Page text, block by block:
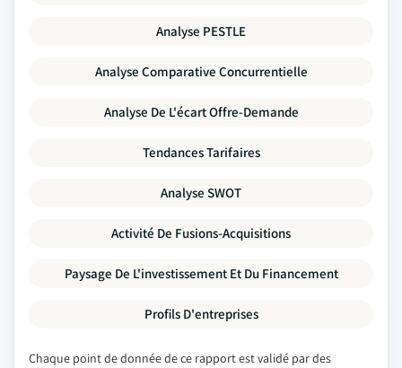
Analyse PESTLE
Analyse Comparative Concurrentielle
Analyse De L'écart Offre-Demande
Tendances Tarifaires
Analyse SWOT
Activité De Fusions-Acquisitions
Paysage De L'investissement Et Du Financement
Profils D'entreprises
Chaque point de donnée de ce rapport est validé par des